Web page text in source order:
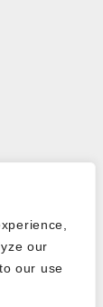
our
our use